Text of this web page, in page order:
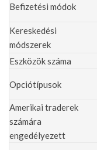
Befizetési módok
Kereskedési
módszerek
Eszközök száma
Opciótípusok
Amerikai traderek
számára
engedélyezett